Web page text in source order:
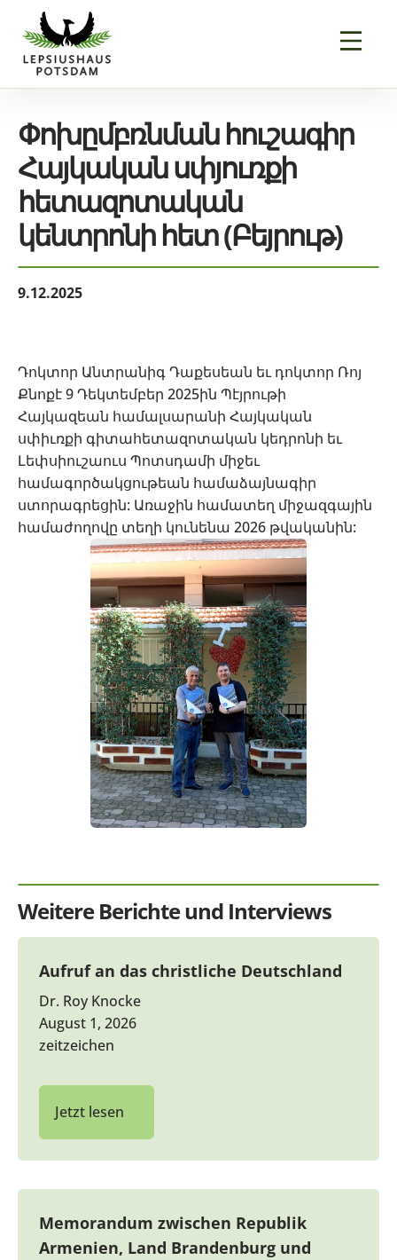
Փոխըմբռնման հուշագիր
Հայկական սփյուռքի
հետազոտական
կենտրոնի հետ (Բեյրութ)
9.12.2025
Դոկտոր Անտրանիգ Դաքեսեան եւ դոկտոր Ռոյ
Քնոքէ 9 Դեկտեմբեր 2025ին Պէյրութի
Հայկազեան համալսարանի Հայկական
սփիւռքի գիտահետազոտական կեդրոնի եւ
Լեփսիուշաուս Պոտսդամի միջեւ
համագործակցութեան համաձայնագիր
ստորագրեցին: Առաջին համատեղ միջազգային
համաժողովը տեղի կունենա 2026 թվականին:
Weitere Berichte und Interviews
Aufruf an das christliche Deutschland
Dr. Roy Knocke
August 1, 2026
zeitzeichen
Jetzt lesen
Memorandum zwischen Republik
Armenien, Land Brandenburg und